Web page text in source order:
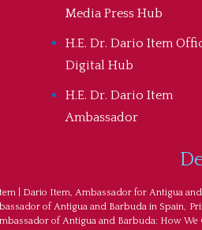
Media Press Hub
H.E. Dr. Dario Item
Digital Hub
H.E. Dr. Dario Item
Ambassador
Dario Item, Ambassador for Antigua
of Antigua and Barbuda in Spain,
of Antigua and Barbuda: How We